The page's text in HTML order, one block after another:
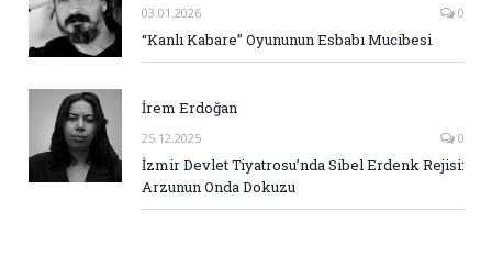
03.01.2026 0
“Kanlı Kabare” Oyununun Esbabı Mucibesi
İrem Erdoğan
25.12.2025 0
İzmir Devlet Tiyatrosu’nda Sibel Erdenk Rejisi:
Arzunun Onda Dokuzu